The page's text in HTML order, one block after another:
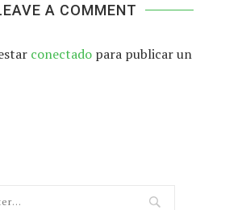
A COMMENT
conectado para publicar un